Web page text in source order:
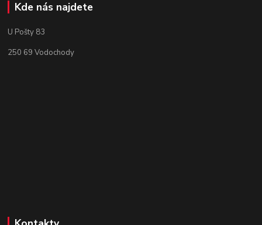
Kde nás najdete
U Pošty 83
250 69 Vodochody